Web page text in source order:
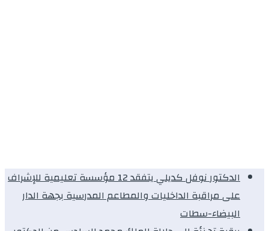
الدكتور نوفل كديلي يتفقد 12 مؤسسة تعليمية للإشراف
على مراقبة الداخليات والمطاعم المدرسية بجهة الدار
البيضاء-سطات